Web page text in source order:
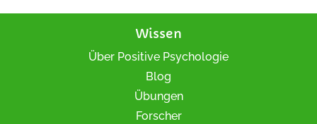
Wissen
Über Positive Psychologie
Blog
Übungen
Forscher